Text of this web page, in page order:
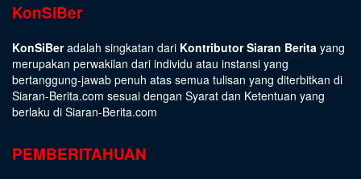
KonSiBer
KonSiBeradalah singkatan dari Kontributor Siaran Berita yang
merupakan perwakilan dari individu atau instansi yang
bertanggung-jawab penuh atas semua tulisan yang diterbitkan di
Siaran-Berita.com sesuai dengan Syarat dan Ketentuan yang
berlaku di Siaran-Berita.com
PEMBERITAHUAN